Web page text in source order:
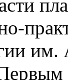
им.